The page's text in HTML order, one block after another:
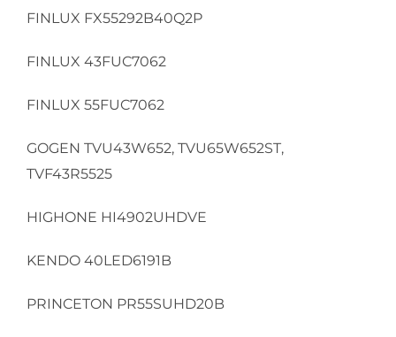
FINLUX FX55292B40Q2P
FINLUX 43FUC7062
FINLUX 55FUC7062
GOGEN TVU43W652, TVU65W652ST,
TVF43R5525
HIGHONE HI4902UHDVE
KENDO 40LED6191B
PRINCETON PR55SUHD20B